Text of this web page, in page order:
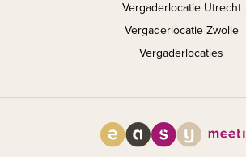
Vergaderlocatie Utrecht
Vergaderlocatie Zwolle
Vergaderlocaties